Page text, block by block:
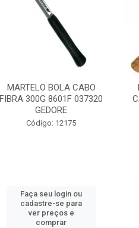
MARTELO BOLA CABO
FIBRA 300G 8601F 037320
GEDORE
Código: 12175
Faça seu login ou
cadastre-se para
ver preços e
comprar